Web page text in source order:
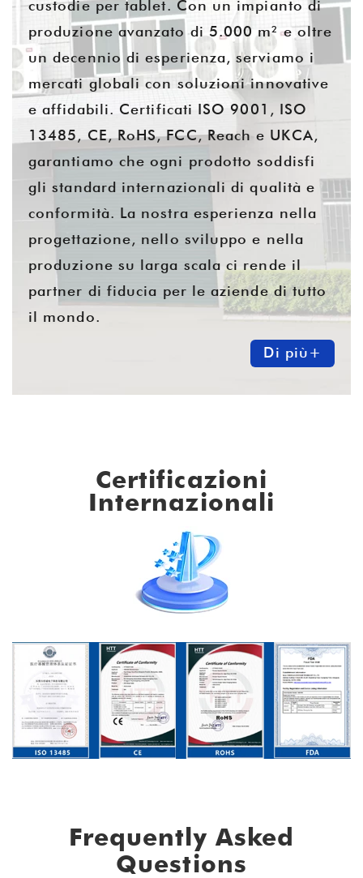
custodie per tablet. Con un impianto di
produzione avanzato di 5.000 m² e oltre
un decennio di esperienza, serviamo i
mercati globali con soluzioni innovative
e affidabili. Certificati ISO 9001, ISO
13485, CE, RoHS, FCC, Reach e UKCA,
garantiamo che ogni prodotto soddisfi
gli standard internazionali di qualità e
conformità. La nostra esperienza nella
progettazione, nello sviluppo e nella
produzione su larga scala ci rende il
partner di fiducia per le aziende di tutto
il mondo.
Di più+
Certificazioni
Internazionali
Frequently Asked
Questions